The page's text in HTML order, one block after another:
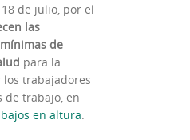
de julio, por el
las
de
para la
trabajadores
de trabajo, en
en altura